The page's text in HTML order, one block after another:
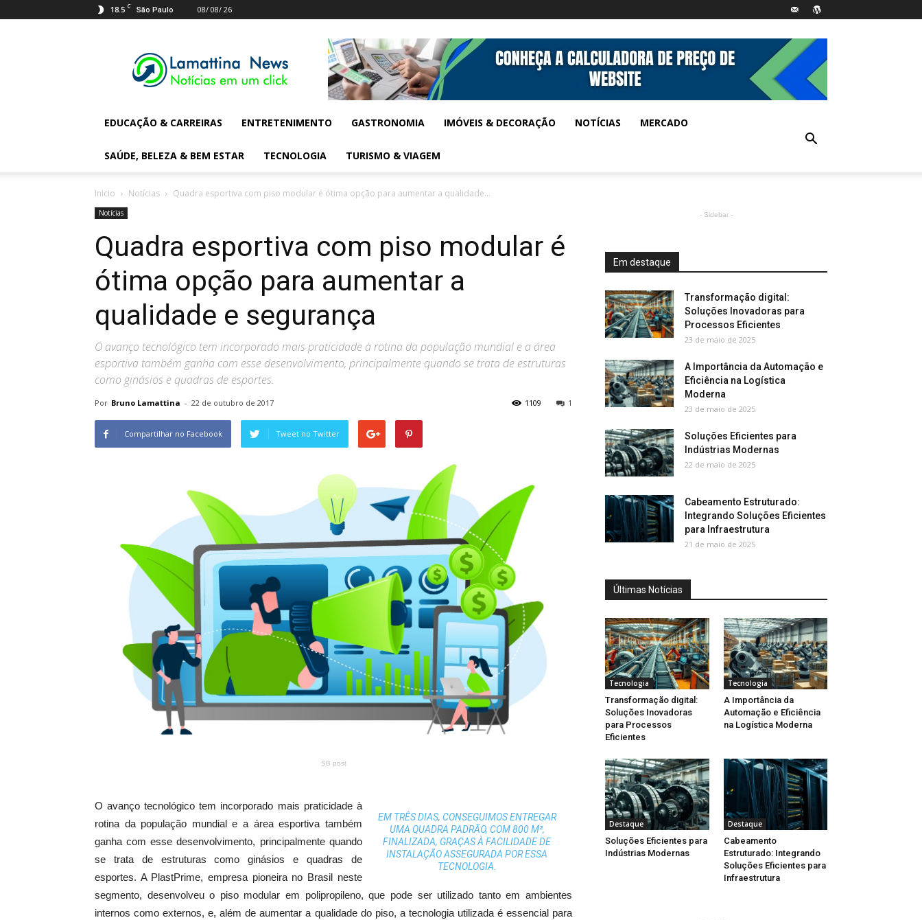
18.5 C São Paulo 08/ 08/ 26
Digital
News
EDUCAÇÃO & CARREIRAS ENTRETENIMENTO GASTRONOMIA IMÓVEIS & DECORAÇÃO NOTÍCIAS MERCADO
SAÚDE, BELEZA & BEM ESTAR TECNOLOGIA TURISMO & VIAGEM
Inicio Notícias Quadra esportiva com piso modular é ótima opção para aumentar a qualidade...
Notícias
Quadra esportiva com piso modular é
ótima opção para aumentar a
qualidade e segurança
O avanço tecnológico tem incorporado mais praticidade à rotina da população mundial e a área
esportiva também ganha com esse desenvolvimento, principalmente quando se trata de estruturas
como ginásios e quadras de esportes.
Por Bruno Lamattina - 22 de outubro de 2017 1
1109
Compartilhar no Facebook Tweet no Twitter
SB post
EM TRÊS DIAS, CONSEGUIMOS ENTREGAR
UMA QUADRA PADRÃO, COM 800 M²,
FINALIZADA, GRAÇAS À FACILIDADE DE
INSTALAÇÃO ASSEGURADA POR ESSA
TECNOLOGIA.
O avanço tecnológico tem incorporado mais praticidade à
rotina da população mundial e a área esportiva também
ganha com esse desenvolvimento, principalmente quando
se trata de estruturas como ginásios e quadras de
esportes. A PlastPrime, empresa pioneira no Brasil neste
segmento, desenvolveu o piso modular em polipropileno, que pode ser utilizado tanto em ambientes
internos como externos, e, além de aumentar a qualidade do piso, a tecnologia utilizada é essencial para
- Sidebar -
Em destaque
Transformação digital:
Soluções Inovadoras para
Processos Eficientes
23 de maio de 2025
A Importância da Automação e
Eficiência na Logística
Moderna
23 de maio de 2025
Soluções Eficientes para
Indústrias Modernas
22 de maio de 2025
Cabeamento Estruturado:
Integrando Soluções Eficientes
para Infraestrutura
21 de maio de 2025
Últimas Notícias
Tecnologia
Transformação digital:
Soluções Inovadoras
para Processos
Eficientes
Tecnologia
A Importância da
Automação e Eficiência
na Logística Moderna
Destaque
Soluções Eficientes para
Indústrias Modernas
Destaque
Cabeamento
Estruturado: Integrando
Soluções Eficientes para
Infraestrutura